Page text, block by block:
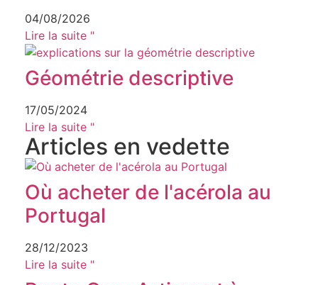
04/08/2026
Lire la suite "
Géométrie descriptive
17/05/2024
Lire la suite "
Articles en vedette
Où acheter de l'acérola au
Portugal
28/12/2023
Lire la suite "